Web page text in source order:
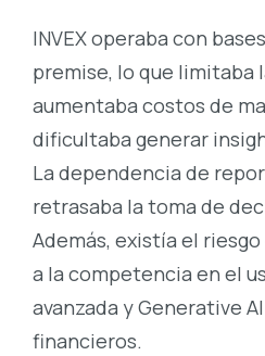
INVEX operaba con
premise, lo que limitaba
aumentaba costos de
dificultaba generar
La dependencia de
retrasaba la toma de
Además, existía el
a la competencia en el
avanzada y Generative
financieros.